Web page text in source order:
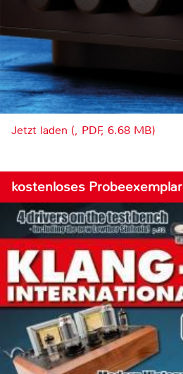
Jetzt laden (, PDF, 6.68 MB)
kostenloses Probeexemplar